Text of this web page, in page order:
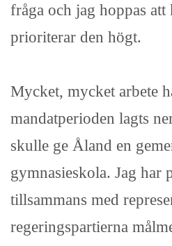
fråga och jag hoppas
prioriterar den högt.
Mycket, mycket arbete
mandatperioden lagts
skulle ge Åland en
gymnasieskola. Jag har
tillsammans med
regeringspartierna